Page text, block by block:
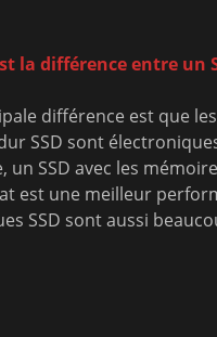
la différence entre un
différence est que
SSD sont
un SSD avec les
est une meilleur
SSD sont aussi